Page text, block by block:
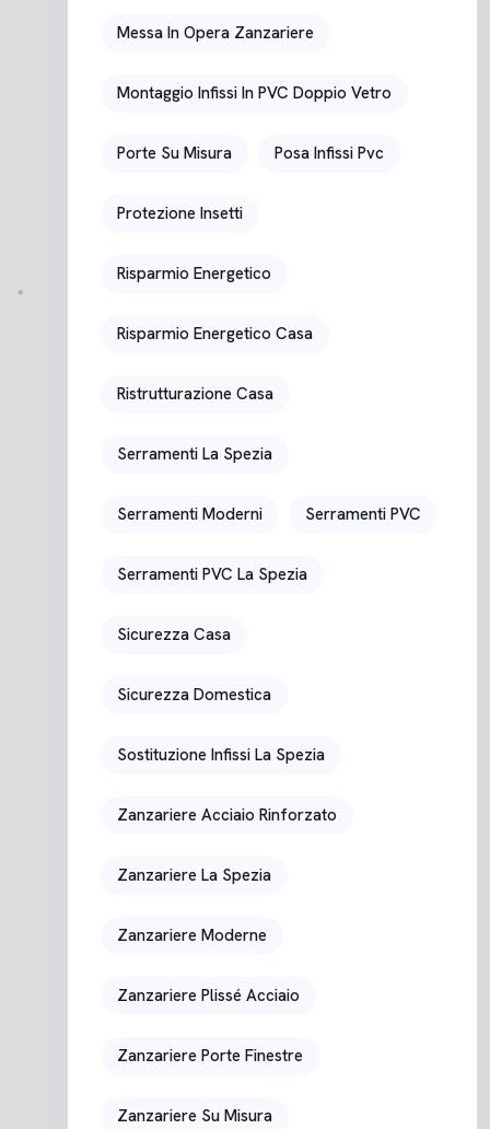
Messa In Opera Zanzariere
Montaggio Infissi In PVC Doppio Vetro
Porte Su Misura Posa Infissi Pvc
Protezione Insetti
Risparmio Energetico
Risparmio Energetico Casa
Ristrutturazione Casa
Serramenti La Spezia
Serramenti Moderni Serramenti PVC
Serramenti PVC La Spezia
Sicurezza Casa
Sicurezza Domestica
Sostituzione Infissi La Spezia
Zanzariere Acciaio Rinforzato
Zanzariere La Spezia
Zanzariere Moderne
Zanzariere Plissé Acciaio
Zanzariere Porte Finestre
Zanzariere Su Misura